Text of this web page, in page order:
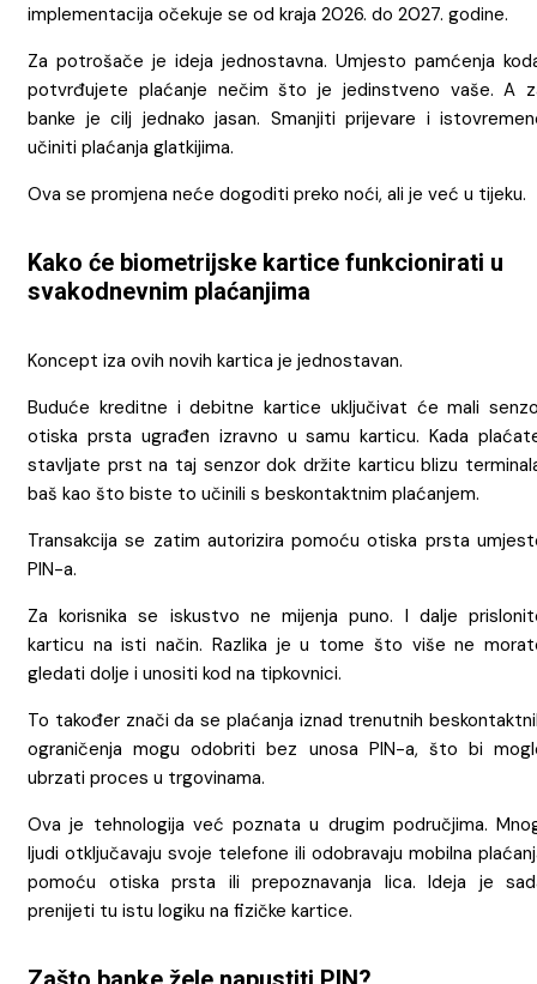
implementacija očekuje se od kraja 2026. do 2027. godine.
Za potrošače je ideja jednostavna. Umjesto pamćenja
potvrđujete plaćanje nečim što je jedinstveno vaše. A
banke je cilj jednako jasan. Smanjiti prijevare i
učiniti plaćanja glatkijima.
Ova se promjena neće dogoditi preko noći, ali je već u tijeku.
Kako će biometrijske kartice funkcionirati u
svakodnevnim plaćanjima
Koncept iza ovih novih kartica je jednostavan.
Buduće kreditne i debitne kartice uključivat će mali
otiska prsta ugrađen izravno u samu karticu. Kada
stavljate prst na taj senzor dok držite karticu blizu
baš kao što biste to učinili s beskontaktnim plaćanjem.
Transakcija se zatim autorizira pomoću otiska prsta
PIN-a.
Za korisnika se iskustvo ne mijenja puno. I dalje
karticu na isti način. Razlika je u tome što više ne
gledati dolje i unositi kod na tipkovnici.
To također znači da se plaćanja iznad trenutnih
ograničenja mogu odobriti bez unosa PIN-a, što bi
ubrzati proces u trgovinama.
Ova je tehnologija već poznata u drugim područjima.
ljudi otključavaju svoje telefone ili odobravaju mobilna
pomoću otiska prsta ili prepoznavanja lica. Ideja je
prenijeti tu istu logiku na fizičke kartice.